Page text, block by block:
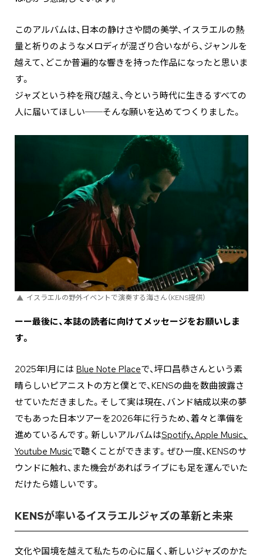
このアルバムは、日本の静けさや間の美学、イスラエルの熱
量と祈りのようなメロディが混ざり合いながら、ジャンルを
越えて、どこか普遍的な響きを持った作品になったと思いま
す。
ジャズという枠を飛び越え、今という時代に生きるすべての
人に届いてほしい──そんな願いを込めてつくりました。
イスラエルの野外イベントで演奏する海さん（KENS提供）
ーー最後に、本誌の読者に向けてメッセージをお願いしま
す。
2025年1月には Blue Note Placeで、坪口昌恭さんという素
晴らしいピアニストの方と僕とで、KENSの曲を数曲披露さ
せていただきました。そして実は現在、バンド結成以来の夢
でもあった日本ツアーを2026年に行うため、着々と準備を
進めているんです。新しいアルバムはSpotify、Apple Music、
Youtube Musicで聴くことができます。ぜひ一度、KENSのサ
ウンドに触れ、また機会があればライブにも足を運んでいた
だけたら嬉しいです。
KENSが率いるイスラエルジャズの革新と未来
文化や国境を越えて私たちの心に届く、新しいジャズのかた